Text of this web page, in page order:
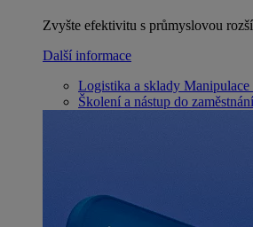
Zvyšte efektivitu s průmyslovou
Další informace
Logistika a sklady Manipulace
Školení a nástup do zaměstnání